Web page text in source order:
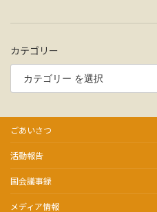
カテゴリー
ごあいさつ
活動報告
国会議事録
メディア情報